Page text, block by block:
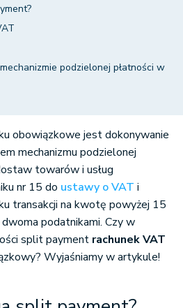
podzielonej płatności w
obowiązkowe jest dokonywanie
mechanizmu podzielonej
towarów i usług
nr 15 do ustawy o VAT i
transakcji na kwotę powyżej 15
podatnikami. Czy w
split payment rachunek VAT
Wyjaśniamy w artykule!